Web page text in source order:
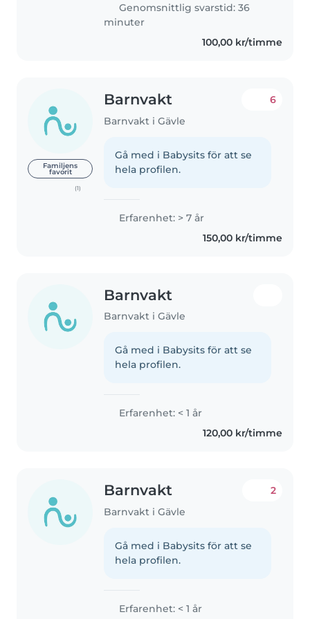
Genomsnittlig svarstid: 36
minuter
100,00 kr/timme
Familjens
favorit
(1)
Barnvakt
Barnvakt i Gävle
6
Gå med i Babysits för att se
hela profilen.
Erfarenhet: > 7 år
150,00 kr/timme
Barnvakt
Barnvakt i Gävle
Gå med i Babysits för att se
hela profilen.
Erfarenhet: < 1 år
120,00 kr/timme
Barnvakt
Barnvakt i Gävle
2
Gå med i Babysits för att se
hela profilen.
Erfarenhet: < 1 år